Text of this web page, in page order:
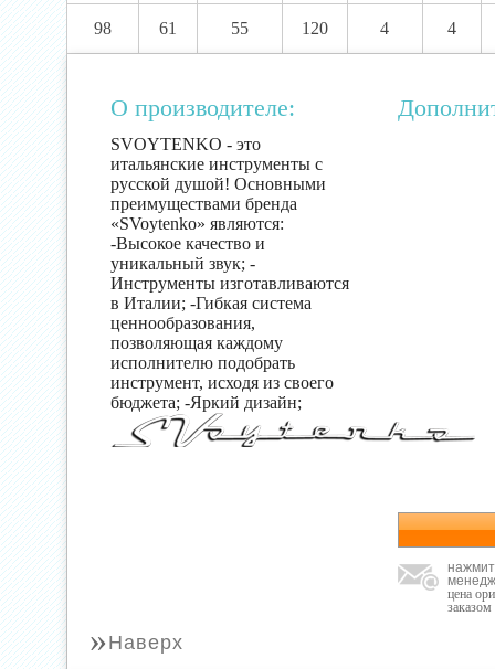
98 61 55 120 4 4
О производителе:
SVOYTENKO - это
итальянские инструменты с
русской душой! Основными
преимуществами бренда
«SVoytenko» являются:
-Высокое качество и
уникальный звук; -
Инструменты изготавливаются
в Италии; -Гибкая система
ценнообразования,
позволяющая каждому
исполнителю подобрать
инструмент, исходя из своего
бюджета; -Яркий дизайн;
цена
заказом
» Наверх